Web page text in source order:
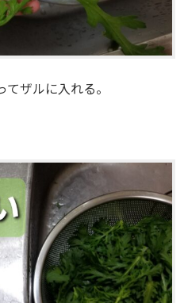
ザルに入れる。